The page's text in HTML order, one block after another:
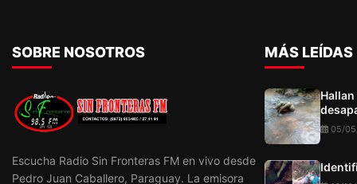
SOBRE NOSOTROS
Escucha Radio Sin Fronteras FM en vivo desde
Pedro Juan Caballero, Paraguay. La emisora
MÁS LEÍDAS
05/